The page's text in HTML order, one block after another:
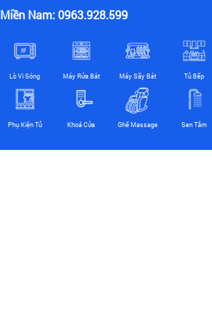
Miền Nam: 0963.928.599
Lò Vi Sóng Máy Rửa Bát Máy Sấy Bát Tủ Bếp
Phụ Kiện Tủ Khoá Cửa Ghế Massage Sen Tắm